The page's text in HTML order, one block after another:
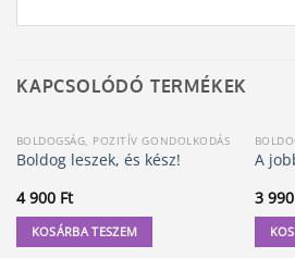
KAPCSOLÓDÓ TERMÉKEK
BOLDOGSÁG, POZITÍV GONDOLKODÁS
Boldog leszek, és kész!
4 900 Ft
KOSÁRBA TESZEM
A
3 990